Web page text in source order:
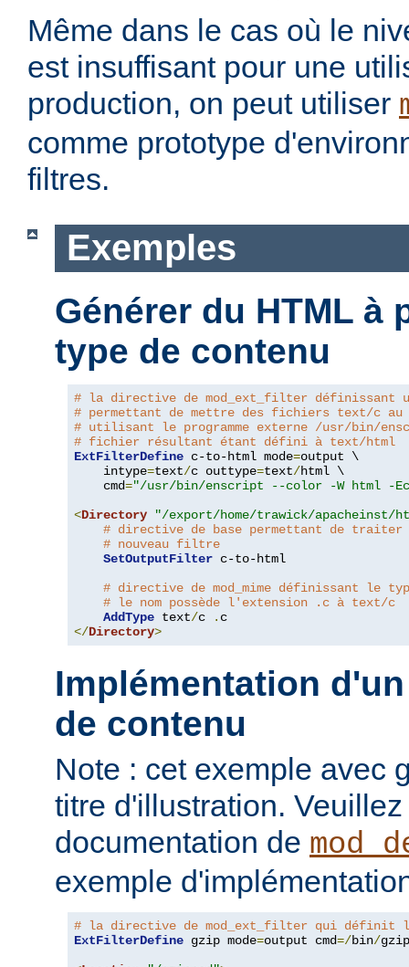
Même dans le cas où le
est insuffisant pour une
production, on peut utiliser
comme prototype
filtres.
Exemples
Générer du HTML à
type de contenu
# la directive de mod_ext_filter définissant
# permettant de mettre des fichiers text/c au
# utilisant le programme externe /usr/bin/
# fichier résultant étant défini à text/html
ExtFilterDefine c-to-html mode=output \
    intype
=text/c outtype=text/html \
    cmd
="/usr/bin/enscript --color -W html -
<Directory
"/export/home/trawick/apacheinst/
# directive de base permettant de
# nouveau filtre
SetOutputFilter c-to-html
# directive de mod_mime définissant le
# le nom possède l'extension .c à text/c
AddType text/c .
</Directory>
Implémentation
de contenu
Note : cet exemple avec
titre d'illustration.
documentation de
exemple
# la directive de mod_ext_filter qui définit
ExtFilterDefine gzip mode=output cmd=/bin/gzip